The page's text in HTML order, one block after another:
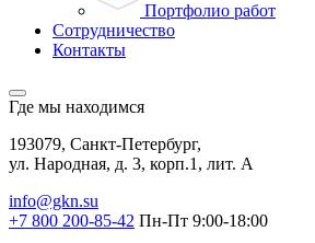
Портфолио работ
Сотрудничество
Контакты
Где мы находимся
193079, Санкт-Петербург,
ул. Народная, д. 3, корп.1, лит. А
info@gkn.su
+7 800 200-85-42 Пн-Пт 9:00-18:00